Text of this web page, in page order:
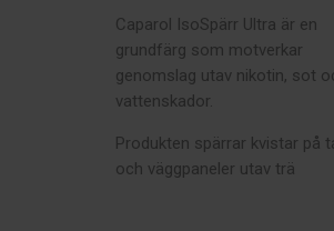
Caparol IsoSpärr Ultra är en
grundfärg som motverkar
genomslag utav nikotin, sot
vattenskador.
Produkten spärrar kvistar på
och väggpaneler utav trä